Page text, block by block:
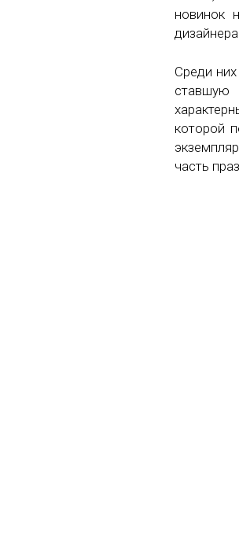
новинок
Среди
ставшую
которой
часть